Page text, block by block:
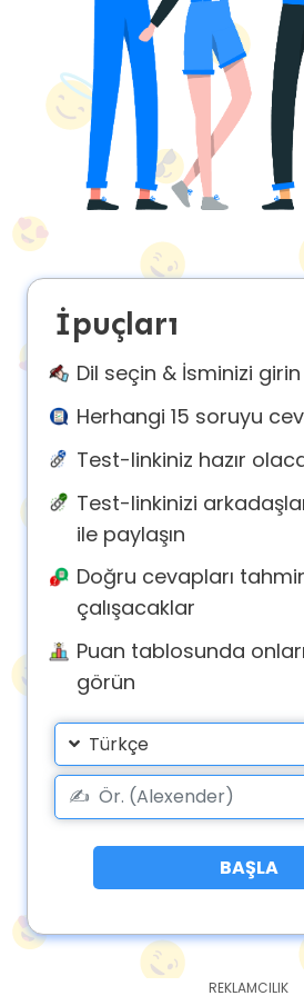
Contact
İpuçları
Dil seçin & İsminizi girin
Herhangi 15 soruyu
Test-linkiniz hazır
Test-linkinizi
ile paylaşın
Doğru cevapları
çalışacaklar
Puan tablosunda
görün
Türkçe
BAŞLA